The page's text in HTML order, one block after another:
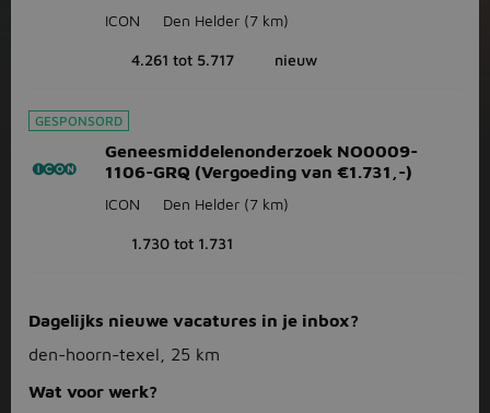
ICON Den Helder (7 km)
4.261 tot 5.717 nieuw
GESPONSORD
Geneesmiddelenonderzoek NO0009-
1106-GRQ (Vergoeding van €1.731,-)
ICON Den Helder (7 km)
1.730 tot 1.731
Dagelijks nieuwe vacatures in je inbox?
den-hoorn-texel, 25 km
Wat voor werk?